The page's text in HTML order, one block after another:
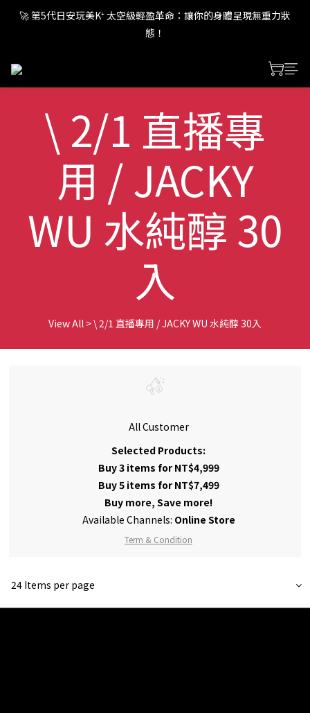
🚀 第5代日安玩美K⁺ 太空級輕盈革命：讓你的身體呈現無重力狀
態！
🚀 第5代日安玩美K⁺ 太空級輕盈革命：讓你的身體呈現無重力狀
態！
🚀 第5代日安玩美K⁺ 太空級輕盈革命：讓你的身體呈現無重力狀
\ 2/1 直播專
用 / JACKY
WU 水純醇 30
入
View All >\ 2/1 直播專用 / JACKY WU 水純醇 30入
All Customer
Selected Products:
Buy 3 items for NT$4,999
Buy 5 items for NT$7,499
Buy more, Save more!
Available Channels: Online Store
Term & Condition
24 Items per page